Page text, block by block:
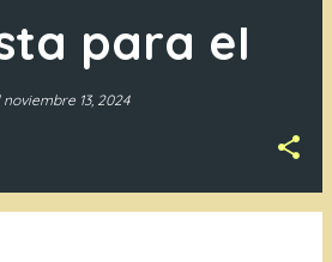
para el
noviembre 13, 2024